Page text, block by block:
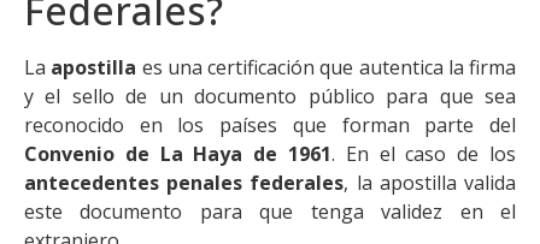
Federales?
La apostilla es una certificación que autentica la firma
y el sello de un documento público para que sea
reconocido en los países que forman parte del
Convenio de La Haya de 1961. En el caso de los
antecedentes penales federales, la apostilla valida
este documento para que tenga validez en el